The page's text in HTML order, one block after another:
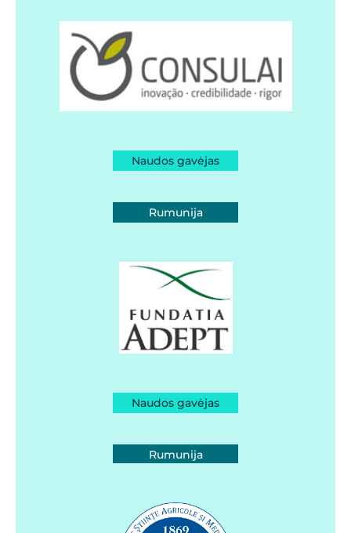
Naudos gavėjas
Rumunija
Naudos gavėjas
Rumunija